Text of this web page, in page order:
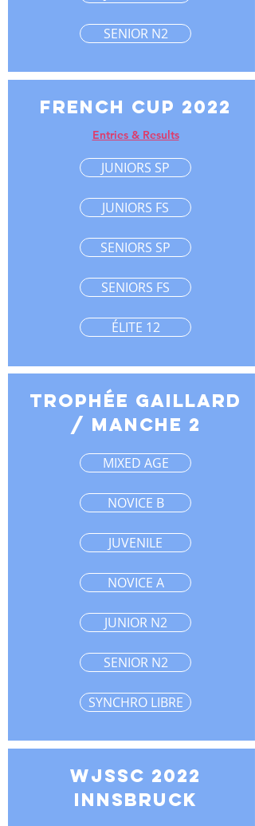
SENIOR N2
french cup 2022
Entries & Results
JUNIORS SP
JUNIORS FS
SENIORS SP
SENIORS FS
ÉLITE 12
TROPHéE GAILLARD
/ MANCHE 2
MIXED AGE
NOVICE B
JUVENILE
NOVICE A
JUNIOR N2
SENIOR N2
SYNCHRO LIBRE
WJSSC 2022
INNSBRUCK